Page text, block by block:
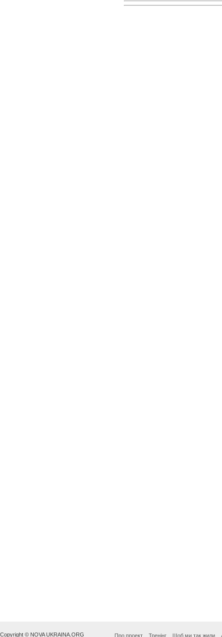
Copyright © NOVA UKRAINA.ORG Про проект Тренінг Щоб ми так жили